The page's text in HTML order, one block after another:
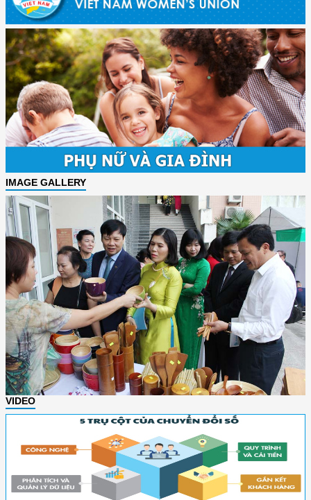
IMAGE GALLERY
VIDEO